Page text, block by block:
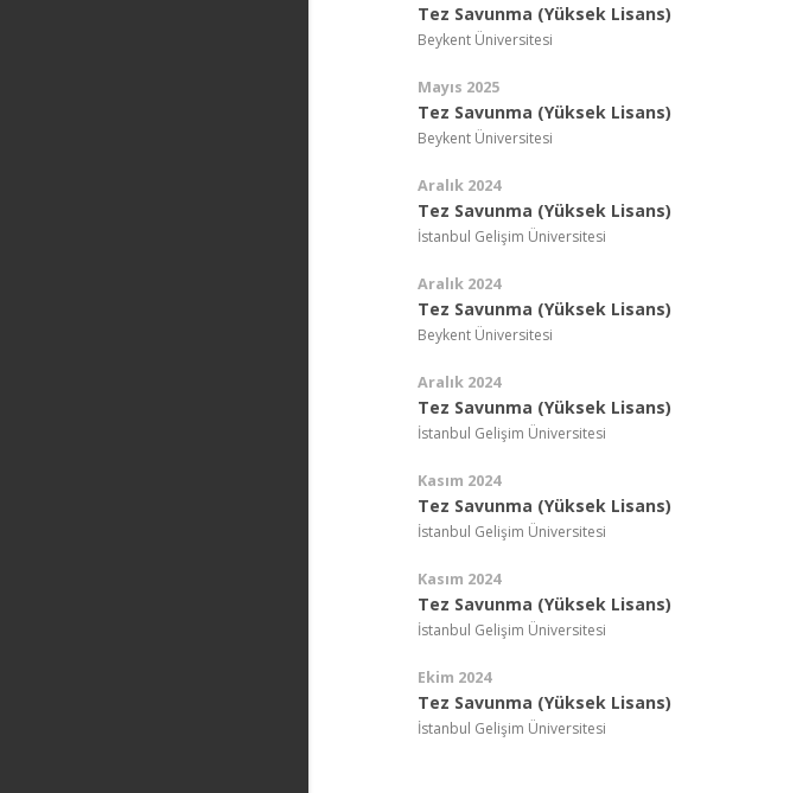
Tez Savunma (Yüksek Lisans)
Beykent Üniversitesi
Mayıs 2025
Tez Savunma (Yüksek Lisans)
Beykent Üniversitesi
Aralık 2024
Tez Savunma (Yüksek Lisans)
İstanbul Gelişim Üniversitesi
Aralık 2024
Tez Savunma (Yüksek Lisans)
Beykent Üniversitesi
Aralık 2024
Tez Savunma (Yüksek Lisans)
İstanbul Gelişim Üniversitesi
Kasım 2024
Tez Savunma (Yüksek Lisans)
İstanbul Gelişim Üniversitesi
Kasım 2024
Tez Savunma (Yüksek Lisans)
İstanbul Gelişim Üniversitesi
Ekim 2024
Tez Savunma (Yüksek Lisans)
İstanbul Gelişim Üniversitesi